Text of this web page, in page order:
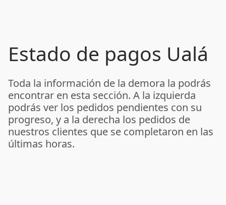
Estado de pagos Ualá
Toda la información de la demora la podrás
encontrar en esta sección. A la izquierda
podrás ver los pedidos pendientes con su
progreso, y a la derecha los pedidos de
nuestros clientes que se completaron en las
últimas horas.